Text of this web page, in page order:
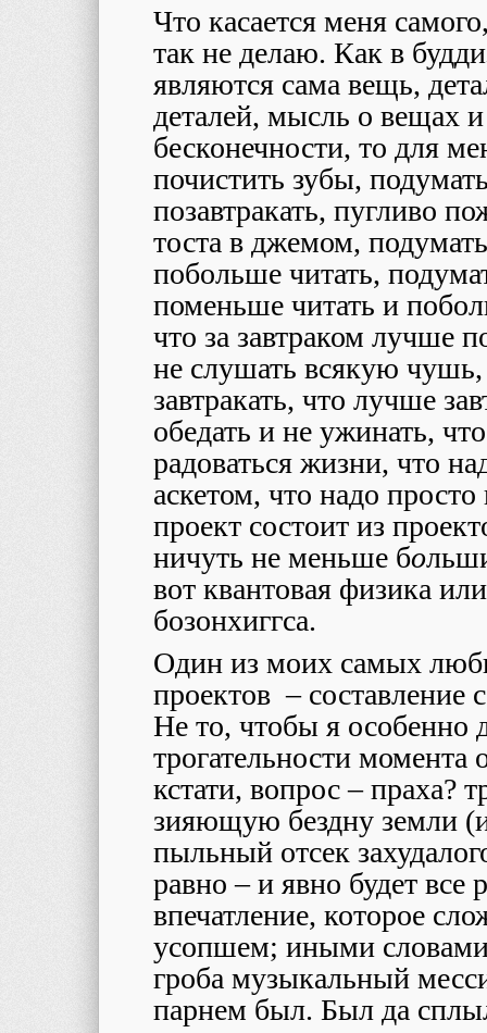
Что касается меня
так не делаю. Как в
являются сама вещь,
деталей, мысль о вещах
бесконечности, то для
почистить зубы,
позавтракать, пугливо
тоста в джемом,
побольше читать,
поменьше читать и
что за завтраком лучше
не слушать всякую
завтракать, что лучше
обедать и не ужинать,
радоваться жизни, что
аскетом, что надо
проект состоит из
ничуть не меньше бо
вот квантовая физика
бозонхиггса.
Один из моих самых
проектов – составление
Не то, чтобы я
трогательности момента
кстати, вопрос – праха?
зияющую бездну земли
пыльный отсек
равно – и явно будет все
впечатление, которое
усопшем; иными
гроба музыкальный
парнем был. Был да